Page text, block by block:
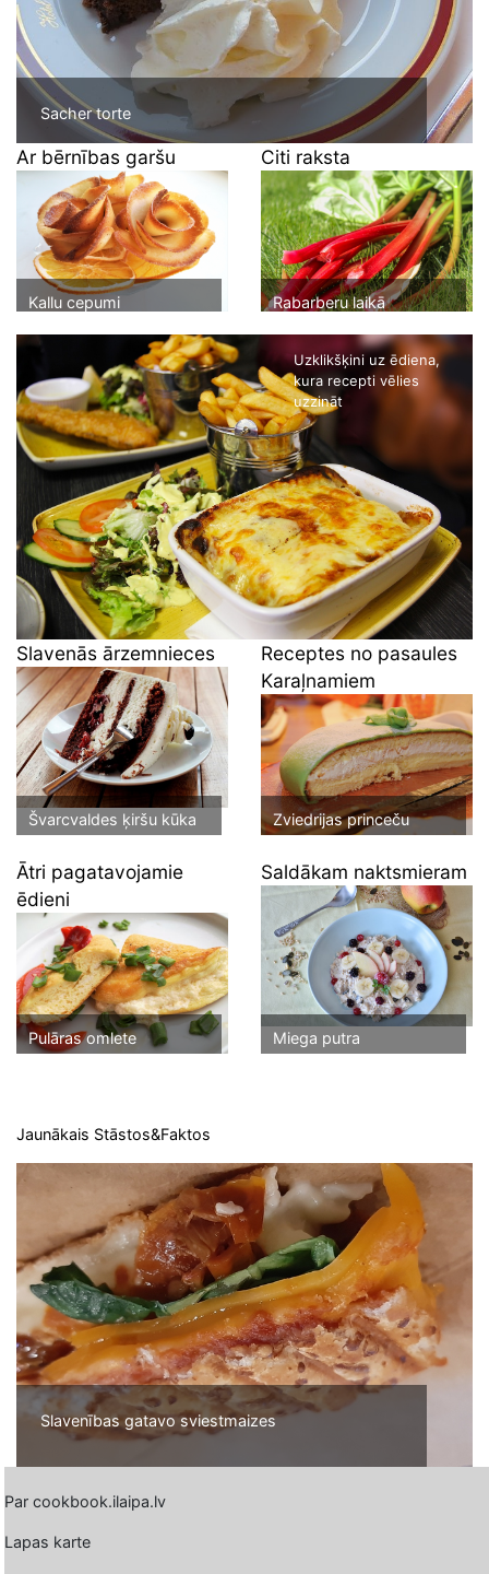
Sacher torte
Ar bērnības garšu
Kallu cepumi
Citi raksta
Rabarberu laikā
Uzklikšķini uz ēdiena,
kura recepti vēlies
uzzināt
Slavenās ārzemnieces
Švarcvaldes ķiršu kūka
Receptes no pasaules
Karaļnamiem
Zviedrijas princeču
Ātri pagatavojamie
ēdieni
Pulāras omlete
Saldākam naktsmieram
Miega putra
Jaunākais Stāstos&Faktos
Slavenības gatavo sviestmaizes
Par cookbook.ilaipa.lv
Lapas karte